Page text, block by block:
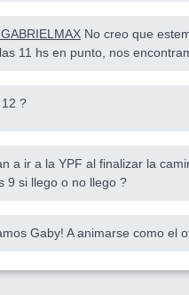
No creo que
11 hs en punto, nos
?
a ir a la YPF al finalizar la
9 si llego o no llego ?
Gaby! A animarse como el